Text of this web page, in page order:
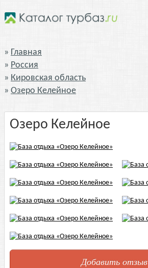
Главная
Россия
Кировская область
Озеро Келейное
Озеро Келейное
Добавить отзыв